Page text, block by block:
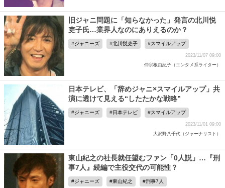
旧ジャニ問題に「知らなかった」発言の北川悦
吏子氏…業界人なのにありえるのか？
ジャニーズ 北川悦吏子 スマイルアップ
2023/11/07 09:00
仲宗根由紀子（エンタメ系ライター）
日本テレビ、「辞めジャニ×スマイルアップ」共
演に透けて見える“したたかな戦略”
ジャニーズ 日本テレビ スマイルアップ
2023/11/01 09:00
大沢野八千代（ジャーナリスト）
東山紀之の社長就任望むファン「0人説」…『刑
事7人』続編で主役交代の可能性？
ジャニーズ 東山紀之 刑事7人